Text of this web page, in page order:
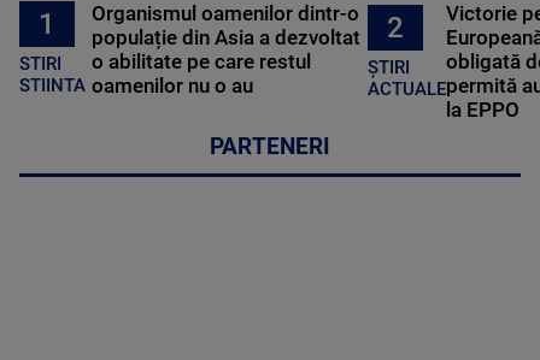
1
STIRI
STIINTA
Organismul oamenilor dintr-o
populație din Asia a dezvoltat
o abilitate pe care restul
oamenilor nu o au
2
ȘTIRI
ACTUALE
Victorie
obligată
permită
la EPPO
PARTENERI